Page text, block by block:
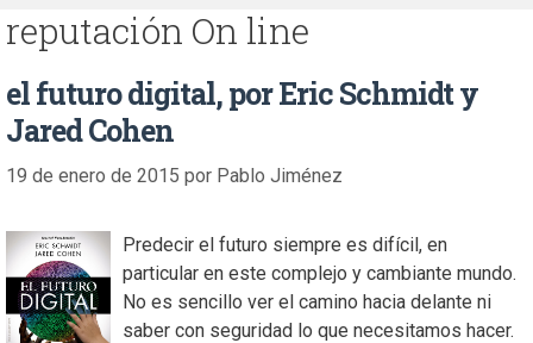
reputación On line
el futuro digital, por Eric Schmidt y
Jared Cohen
19 de enero de 2015 por Pablo Jiménez
Predecir el futuro siempre es difícil, en
particular en este complejo y cambiante mundo.
No es sencillo ver el camino hacia delante ni
saber con seguridad lo que necesitamos hacer.